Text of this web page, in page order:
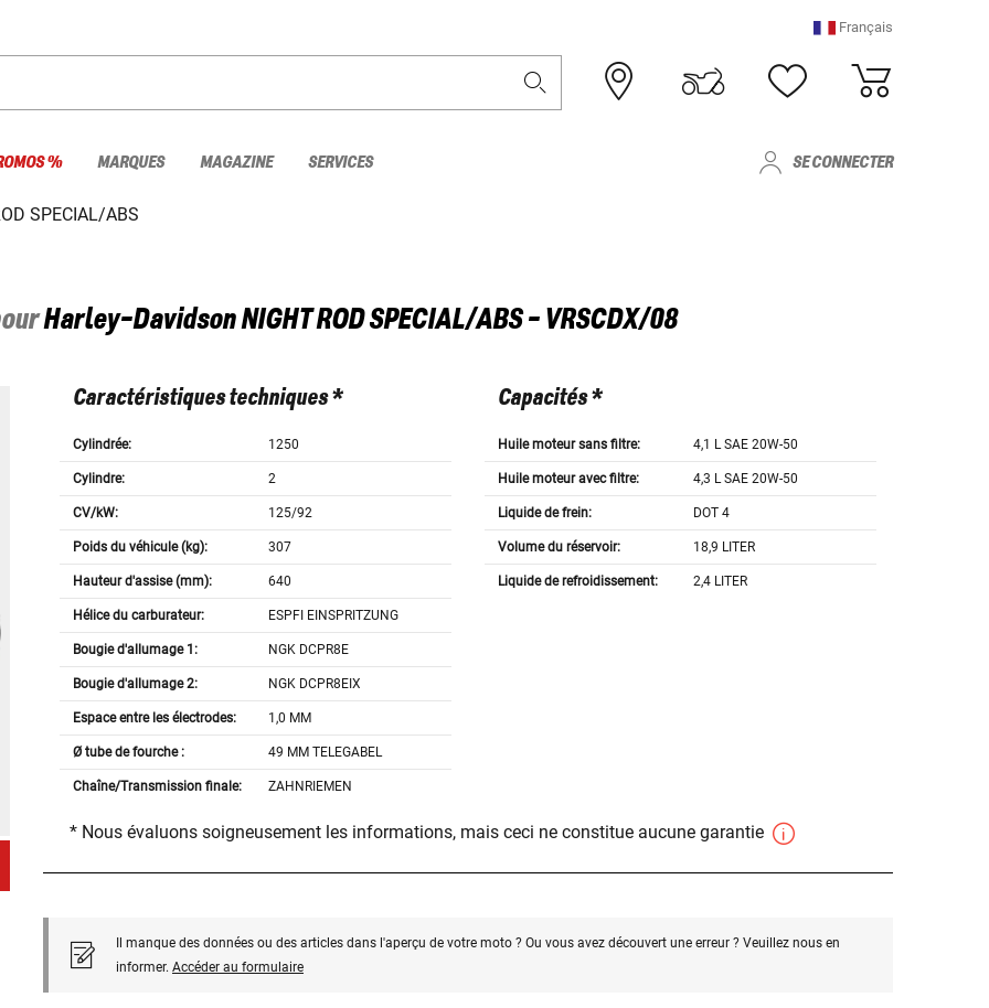
Français
% MARQUES MAGAZINE SERVICES SE CONNECTER
SPECIAL/ABS
Harley-DavidsonNIGHT ROD SPECIAL/ABS - VRSCDX/08
Caractéristiques techniques *
Cylindrée: 1250
Cylindre: 2
CV/kW: 125/92
Poids du véhicule (kg): 307
Hauteur d'assise (mm): 640
Hélice du carburateur: ESPFI EINSPRITZUNG
Bougie d'allumage 1: NGK DCPR8E
Bougie d'allumage 2: NGK DCPR8EIX
Espace entre les électrodes: 1,0 MM
Ø tube de fourche : 49 MM TELEGABEL
Chaîne/Transmission finale: ZAHNRIEMEN
Capacités *
Huile moteur sans filtre: 4,1 L SAE 20W-50
Huile moteur avec filtre: 4,3 L SAE 20W-50
Liquide de frein: DOT 4
Volume du réservoir: 18,9 LITER
Liquide de refroidissement: 2,4 LITER
* Nous évaluons soigneusement les informations, mais ceci ne constitue aucune garantie
Il manque des données ou des articles dans l'aperçu de votre moto ? Ou vous avez découvert une erreur ? Veuillez nous en
informer. Accéder au formulaire